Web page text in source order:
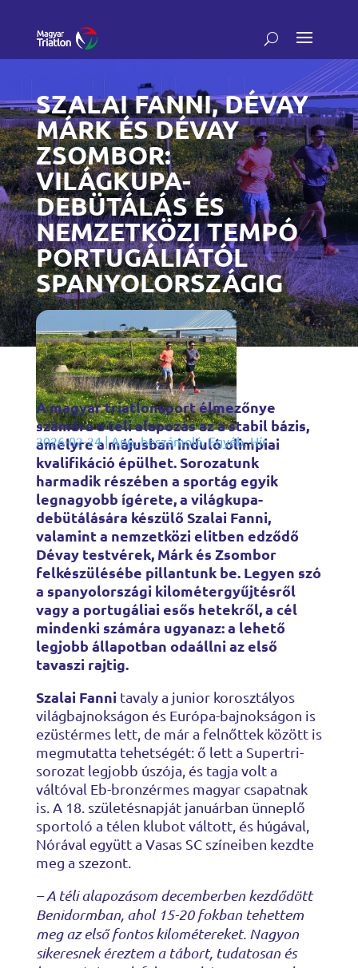
SZALAI FANNI, DÉVAY
MÁRK ÉS DÉVAY
ZSOMBOR:
VILÁGKUPA-
DEBÜTÁLÁS ÉS
NEMZETKÖZI TEMPÓ
PORTUGÁLIÁTÓL
SPANYOLORSZÁGIG
2026-02-24|App,beszámoló,Egyéb,Hír
A magyar triatlonsport élmezőnye
számára a téli alapozás az a stabil bázis,
amelyre a májusban induló olimpiai
kvalifikáció épülhet. Sorozatunk
harmadik részében a sportág egyik
legnagyobb ígérete, a világkupa-
debütálására készülő Szalai Fanni,
valamint a nemzetközi elitben edződő
Dévay testvérek, Márk és Zsombor
felkészülésébe pillantunk be. Legyen szó
a spanyolországi kilométergyűjtésről
vagy a portugáliai esős hetekről, a cél
mindenki számára ugyanaz: a lehető
legjobb állapotban odaállni az első
tavaszi rajtig.
Szalai Fannitavaly a junior korosztályos
világbajnokságon és Európa-bajnokságon is
ezüstérmes lett, de már a felnőttek között is
megmutatta tehetségét: ő lett a Supertri-
sorozat legjobb úszója, és tagja volt a
váltóval Eb-bronzérmes magyar csapatnak
is. A 18. születésnapját januárban ünneplő
sportoló a télen klubot váltott, és húgával,
Nórával együtt a Vasas SC színeiben kezdte
meg a szezont.
– A téli alapozásom decemberben kezdődött
Benidormban, ahol 15-20 fokban tehettem
meg az első fontos kilométereket. Nagyon
sikeresnek éreztem a tábort, tudatosan és